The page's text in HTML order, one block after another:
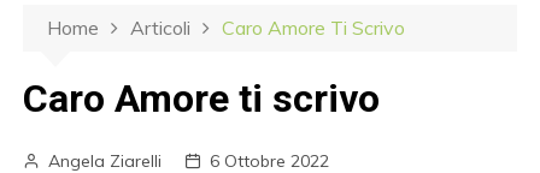
Home Articoli Caro Amore Ti Scrivo
Caro Amore ti scrivo
Angela Ziarelli 6 Ottobre 2022